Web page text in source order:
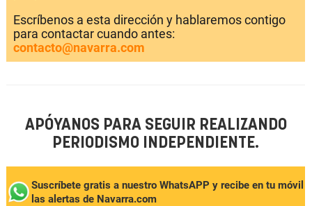
Escríbenos a esta dirección y hablaremos contigo
para contactar cuando antes:
contacto@navarra.com
APÓYANOS PARA SEGUIR REALIZANDO
PERIODISMO INDEPENDIENTE.
Suscríbete gratis a nuestro WhatsAPP y recibe en tu móvil
las alertas de Navarra.com